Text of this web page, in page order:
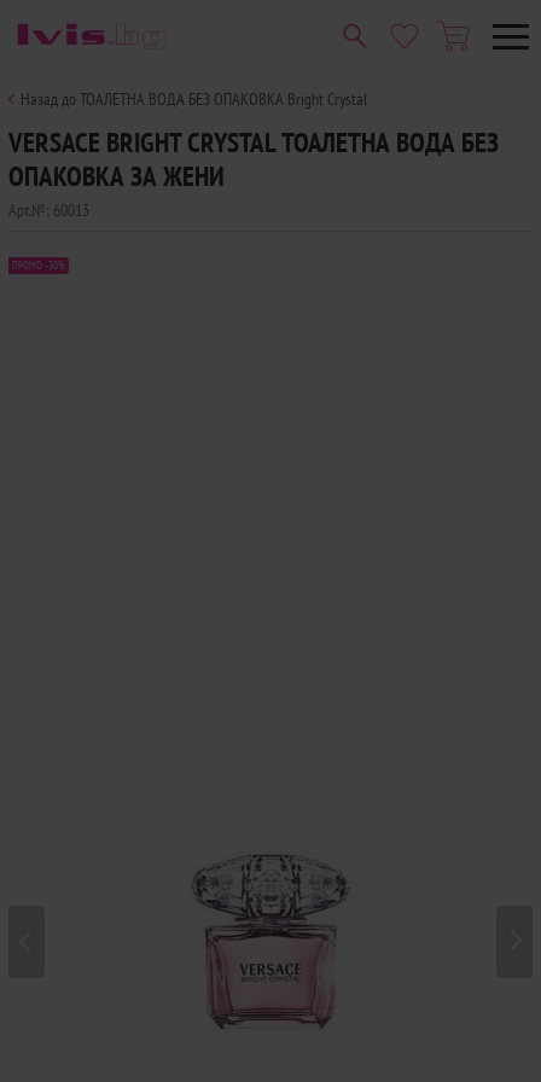
Назад до ТОАЛЕТНА ВОДА БЕЗ ОПАКОВКА Bright Crystal
VERSACE BRIGHT CRYSTAL ТОАЛЕТНА ВОДА БЕЗ
ОПАКОВКА ЗА ЖЕНИ
Арт.№: 60013
ПРОМО -30%